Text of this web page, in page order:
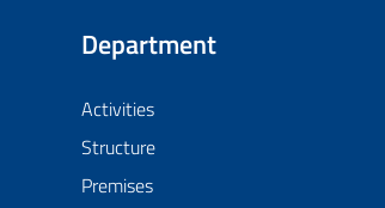
Civile
Department
Activities
Structure
Premises